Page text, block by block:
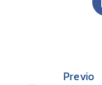
Previo